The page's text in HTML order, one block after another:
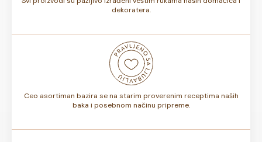
dekoratera.
Ceo asortiman bazira se na starim proverenim receptima naših
baka i posebnom načinu pripreme.